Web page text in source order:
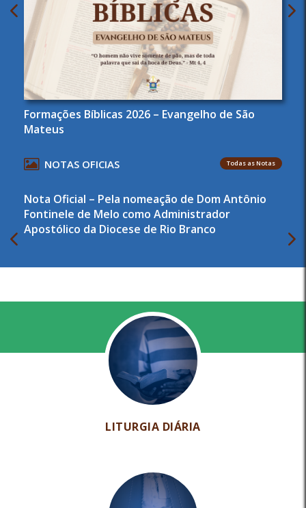
Formações Bíblicas 2026 – Evangelho de São
Mateus
NOTAS OFICIAS Todas as Notas
Nota Oficial – Pela nomeação de Dom Antônio
Fontinele de Melo como Administrador
Apostólico da Diocese de Rio Branco
LITURGIA DIÁRIA